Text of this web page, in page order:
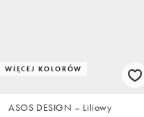
WIĘCEJ KOLORÓW
ASOS DESIGN – Liliowy